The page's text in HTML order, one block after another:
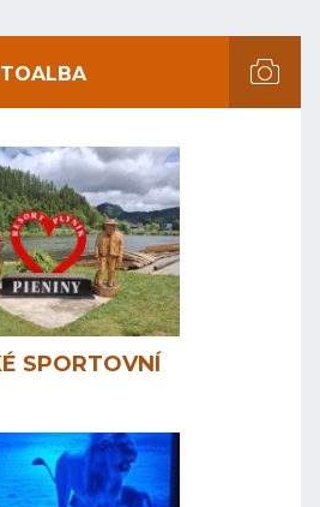
SPORTOVNÍ